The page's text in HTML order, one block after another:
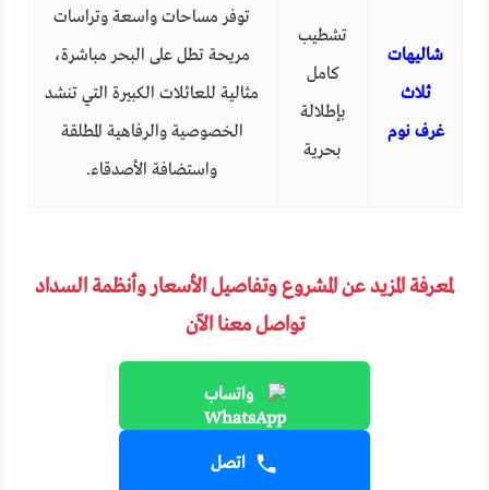
شاليهات
ثلاث
غرف نوم
تشطيب
كامل
بإطلالة
بحرية
توفر مساحات واسعة وتراسات
مريحة تطل على البحر مباشرة،
مثالية للعائلات الكبيرة التي تنشد
الخصوصية والرفاهية المطلقة
واستضافة الأصدقاء.
لمعرفة المزيد عن المشروع وتفاصيل الأسعار وأنظمة السداد
تواصل معنا الآن
واتساب
اتصل